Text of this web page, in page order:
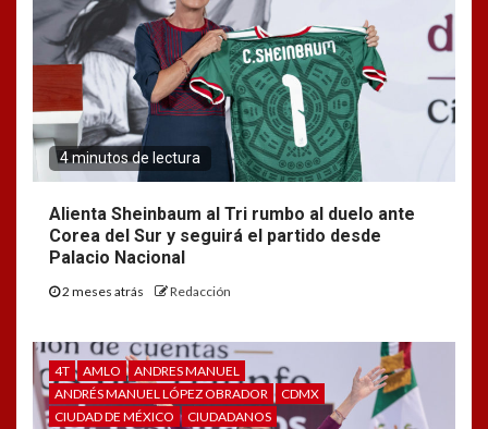
4 minutos de lectura
Alienta Sheinbaum al Tri rumbo al duelo ante
Corea del Sur y seguirá el partido desde
Palacio Nacional
2 meses atrás Redacción
4T AMLO
ANDRES MANUEL
ANDRÉS MANUEL LÓPEZ OBRADOR
CDMX
CIUDAD DE MÉXICO
CIUDADANOS